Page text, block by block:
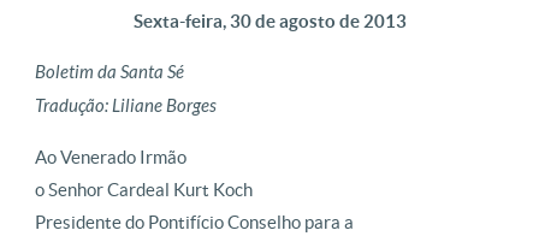
Sexta-feira, 30 de agosto de 2013
Boletim da Santa Sé
Tradução: Liliane Borges
Ao Venerado Irmão
o Senhor Cardeal Kurt Koch
Presidente do Pontifício Conselho para a